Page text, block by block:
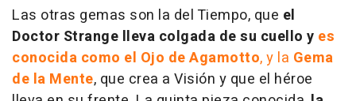
Las otras gemas son la del Tiempo, que el
Doctor Strange lleva colgada de su cuello y es
conocida como el Ojo de Agamotto, y la Gema
de la Mente, que crea a Visión y que el héroe